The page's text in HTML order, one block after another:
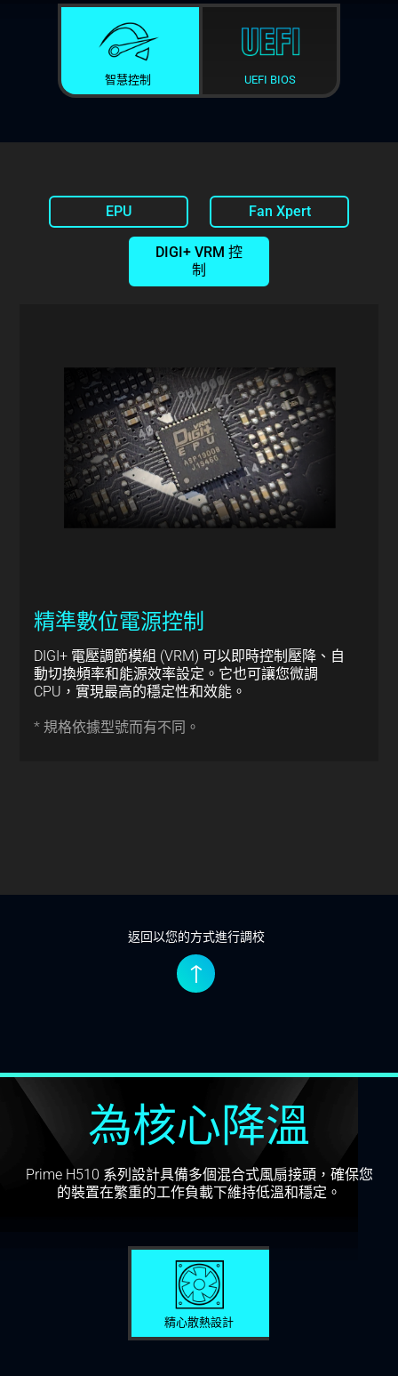
智慧控制 UEFI BIOS
EPU Fan Xpert
DIGI+ VRM 控
制
精準數位電源控制
DIGI+ 電壓調節模組 (VRM) 可以即時控制壓降、自
動切換頻率和能源效率設定。它也可讓您微調
CPU，實現最高的穩定性和效能。
* 規格依據型號而有不同。
返回以您的方式進行調校
↑
為核心降溫
Prime H510 系列設計具備多個混合式風扇接頭，確保您
的裝置在繁重的工作負載下維持低溫和穩定。
精心散熱設計